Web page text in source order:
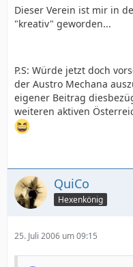
Dieser Verein ist mir in
"kreativ" geworden...
P.S: Würde jetzt doch
der Austro Mechana
eigener Beitrag
weiteren aktiven
QuiCo
Hexenkönig
25. Juli 2006 um 09:15